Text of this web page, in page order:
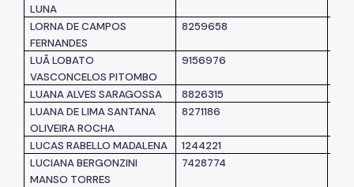
LUNA
LORNA DE CAMPOS
FERNANDES
8259658
LUÃ LOBATO
VASCONCELOS PITOMBO
9156976
LUANA ALVES SARAGOSSA 8826315
LUANA DE LIMA SANTANA
OLIVEIRA ROCHA
8271186
LUCAS RABELLO MADALENA 1244221
LUCIANA BERGONZINI
MANSO TORRES
7428774